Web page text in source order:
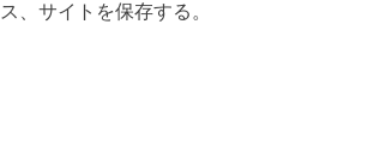
、サイトを保存する。